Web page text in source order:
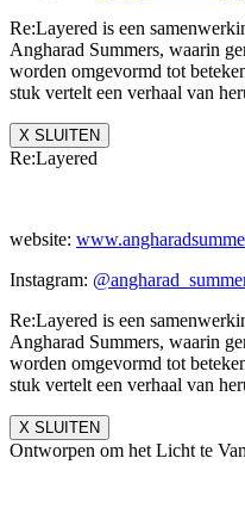
Re:Layered is een
Angharad Summers, waarin
worden omgevormd tot
stuk vertelt een verhaal van
X SLUITEN
Re:Layered
website:
Instagram:
Re:Layered is een
Angharad Summers, waarin
worden omgevormd tot
stuk vertelt een verhaal van
X SLUITEN
Ontworpen om het Licht te